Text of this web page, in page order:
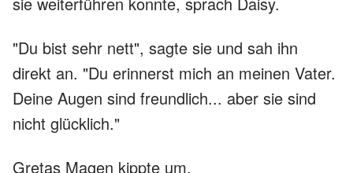
"Du bist sehr nett", sagte sie und sah ihn
direkt an. "Du erinnerst mich an meinen Vater.
Deine Augen sind freundlich... aber sie sind
nicht glücklich."
Gretas Magen kippte um.